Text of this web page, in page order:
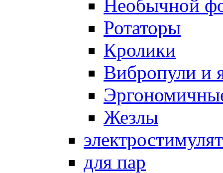
Необычной
Ротаторы
Кролики
Вибропули и
Жезлы
для пар